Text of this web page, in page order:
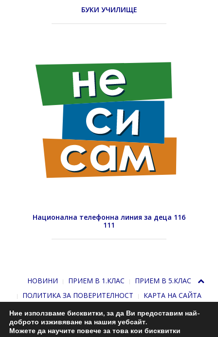
БУКИ УЧИЛИЩЕ
Национална телефонна линия за деца 116
111
НОВИНИ ПРИЕМ В 1.КЛАС
ПРИЕМ В 5.КЛАС
ПОЛИТИКА ЗА ПОВЕРИТЕЛНОСТ
КАРТА НА САЙТА
Ние използваме бисквитки, за да Ви предоставим най-
доброто изживяване на нашия уебсайт.
Можете да научите повече за това кои бисквитки